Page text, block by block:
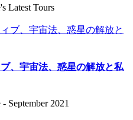
Latest Tours
、宇宙法、惑星の解放と私
September 2021